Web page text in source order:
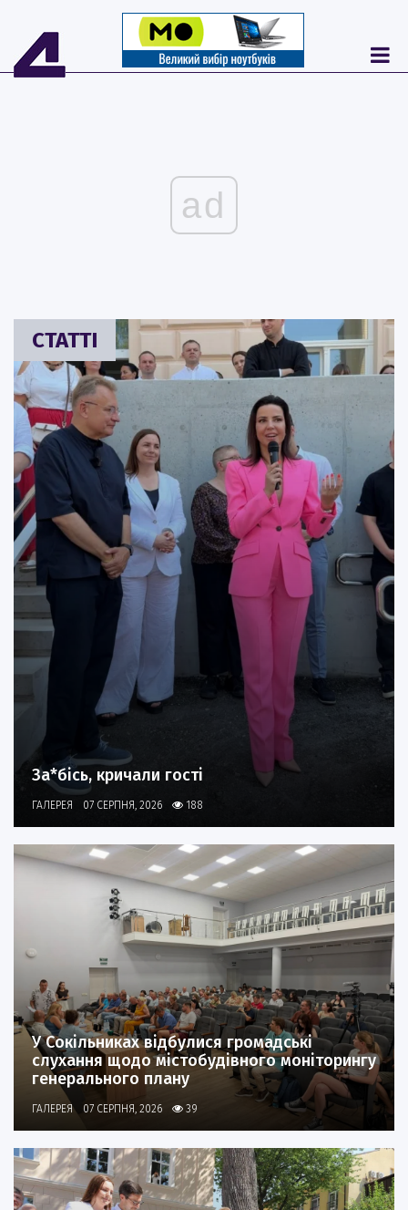
ad
СТАТТІ
За*бісь, кричали гості
ГАЛЕРЕЯ 07 СЕРПНЯ, 2026 188
У Сокільниках відбулися громадські
слухання щодо містобудівного моніторингу
генерального плану
ГАЛЕРЕЯ 07 СЕРПНЯ, 2026 39